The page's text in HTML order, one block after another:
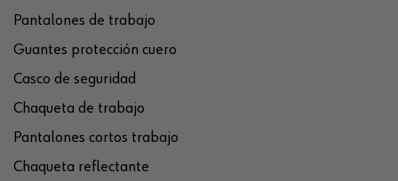
Pantalones de trabajo
Guantes protección cuero
Casco de seguridad
Chaqueta de trabajo
Pantalones cortos trabajo
Chaqueta reflectante